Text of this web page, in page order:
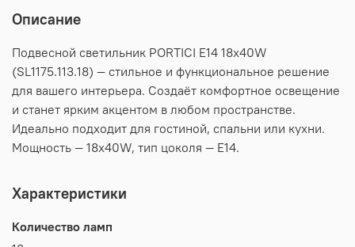
Описание
Подвесной светильник PORTICI E14 18х40W
(SL1175.113.18) — стильное и функциональное решение
для вашего интерьера. Создаёт комфортное освещение
и станет ярким акцентом в любом пространстве.
Идеально подходит для гостиной, спальни или кухни.
Мощность — 18х40W, тип цоколя — E14.
Характеристики
Количество ламп